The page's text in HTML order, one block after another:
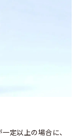
定以上の場合に、